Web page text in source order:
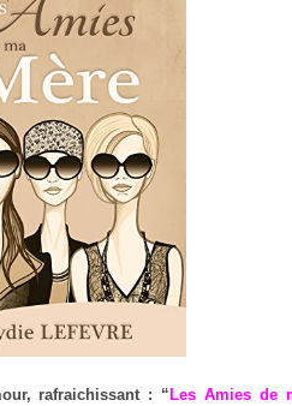
rafraichissant : “Les Amies de